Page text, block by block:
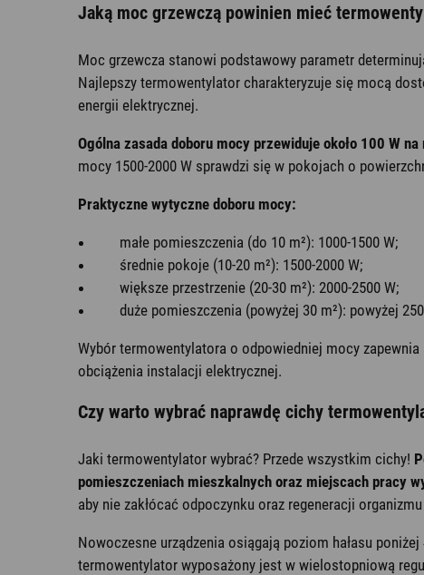
Jaką moc grzewczą powinien mieć
Moc grzewcza stanowi podstawowy parametr
Najlepszy termowentylator charakteryzuje się mocą
energii elektrycznej.
Ogólna zasada doboru mocy przewiduje około 100 W
mocy 1500-2000 W sprawdzi się w pokojach o
Praktyczne wytyczne doboru mocy:
małe pomieszczenia (do 10 m²): 1000-1500 W;
średnie pokoje (10-20 m²): 1500-2000 W;
większe przestrzenie (20-30 m²): 2000-2500 W;
duże pomieszczenia (powyżej 30 m²): powyżej
Wybór termowentylatora o odpowiedniej mocy
obciążenia instalacji elektrycznej.
Czy warto wybrać naprawdę cichy
Jaki termowentylator wybrać? Przede wszystkim cichy!
pomieszczeniach mieszkalnych oraz miejscach pracy
aby nie zakłócać odpoczynku oraz regeneracji
Nowoczesne urządzenia osiągają poziom hałasu
termowentylator wyposażony jest w wielostopniową